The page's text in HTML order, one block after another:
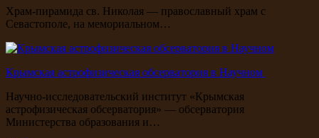
Храм-пирамида св. Николая — православный храм с
Севастополе, на мемориальном…
Крымская астрофизическая обсерватория в Научном
Научно-исследовательский институт «Крымская
астрофизическая обсерватория» — обсерватория
Министерства образования и…